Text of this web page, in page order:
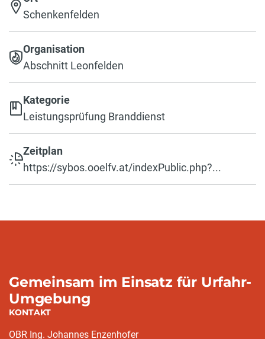
Schenkenfelden
Organisation
Abschnitt Leonfelden
Kategorie
Leistungsprüfung Branddienst
Zeitplan
https://sybos.ooelfv.at/indexPublic.php?...
Gemeinsam im Einsatz für Urfahr-
Umgebung
KONTAKT
OBR Ing. Johannes Enzenhofer